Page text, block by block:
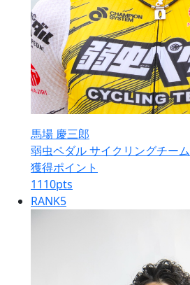
馬場 慶三郎
弱虫ペダル サイクリングチーム
獲得ポイント
1110pts
RANK5